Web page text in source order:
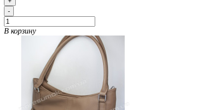
-
В корзину